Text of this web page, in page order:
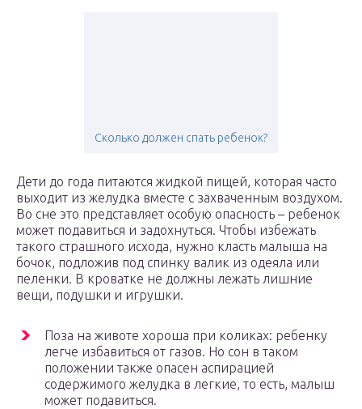
Сколько должен спать ребенок?
Дети до года питаются жидкой пищей, которая часто
выходит из желудка вместе с захваченным воздухом.
Во сне это представляет особую опасность – ребенок
может подавиться и задохнуться. Чтобы избежать
такого страшного исхода, нужно класть малыша на
бочок, подложив под спинку валик из одеяла или
пеленки. В кроватке не должны лежать лишние
вещи, подушки и игрушки.
Поза на животе хороша при коликах: ребенку
легче избавиться от газов. Но сон в таком
положении также опасен аспирацией
содержимого желудка в легкие, то есть, малыш
может подавиться.